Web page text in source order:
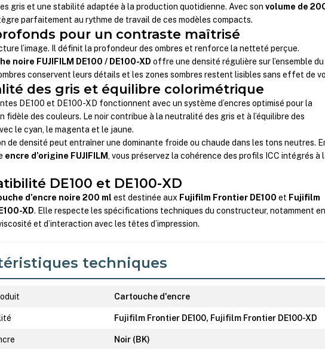
gris et une stabilité adaptée à la production quotidienne. Avec sonvolume de
parfaitement au rythme de travail de ces modèles compacts.
pour un contraste maîtrisé
l’image. Il définit la profondeur des ombres et renforce la netteté perçue.
noire FUJIFILM DE100 / DE100-XD offre une densité régulière sur l’ensemble du
conservent leurs détails et les zones sombres restent lisibles sans effet de
des gris et équilibre colorimétrique
DE100 et DE100-XD fonctionnent avec un système d’encres optimisé pour la
fidèle des couleurs. Le noir contribue à la neutralité des gris et à l’équilibre des
le cyan, le magenta et le jaune.
de densité peut entraîner une dominante froide ou chaude dans les tons neutres.
encre d’origine FUJIFILM, vous préservez la cohérence des profils ICC intégrés à
DE100 et DE100-XD
d’encre noire 200 ml est destinée aux Fujifilm Frontier DE100 et Fujifilm
XD. Elle respecte les spécifications techniques du constructeur, notamment en
et d’interaction avec les têtes d’impression.
techniques
Cartouche d'encre
Fujifilm Frontier DE100, Fujifilm Frontier DE100-XD
Noir (BK)